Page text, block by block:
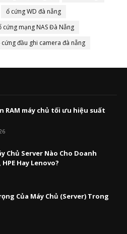
ổ cứng WD đà nẵng
cứng mạng NAS Đà Nẵng
cứng đầu ghi camera đà nẵng
RAM máy chủ tối ưu hiệu suất
Chủ Server Nào Cho Doanh
Hay Lenovo?
Của Máy Chủ (Server) Trong